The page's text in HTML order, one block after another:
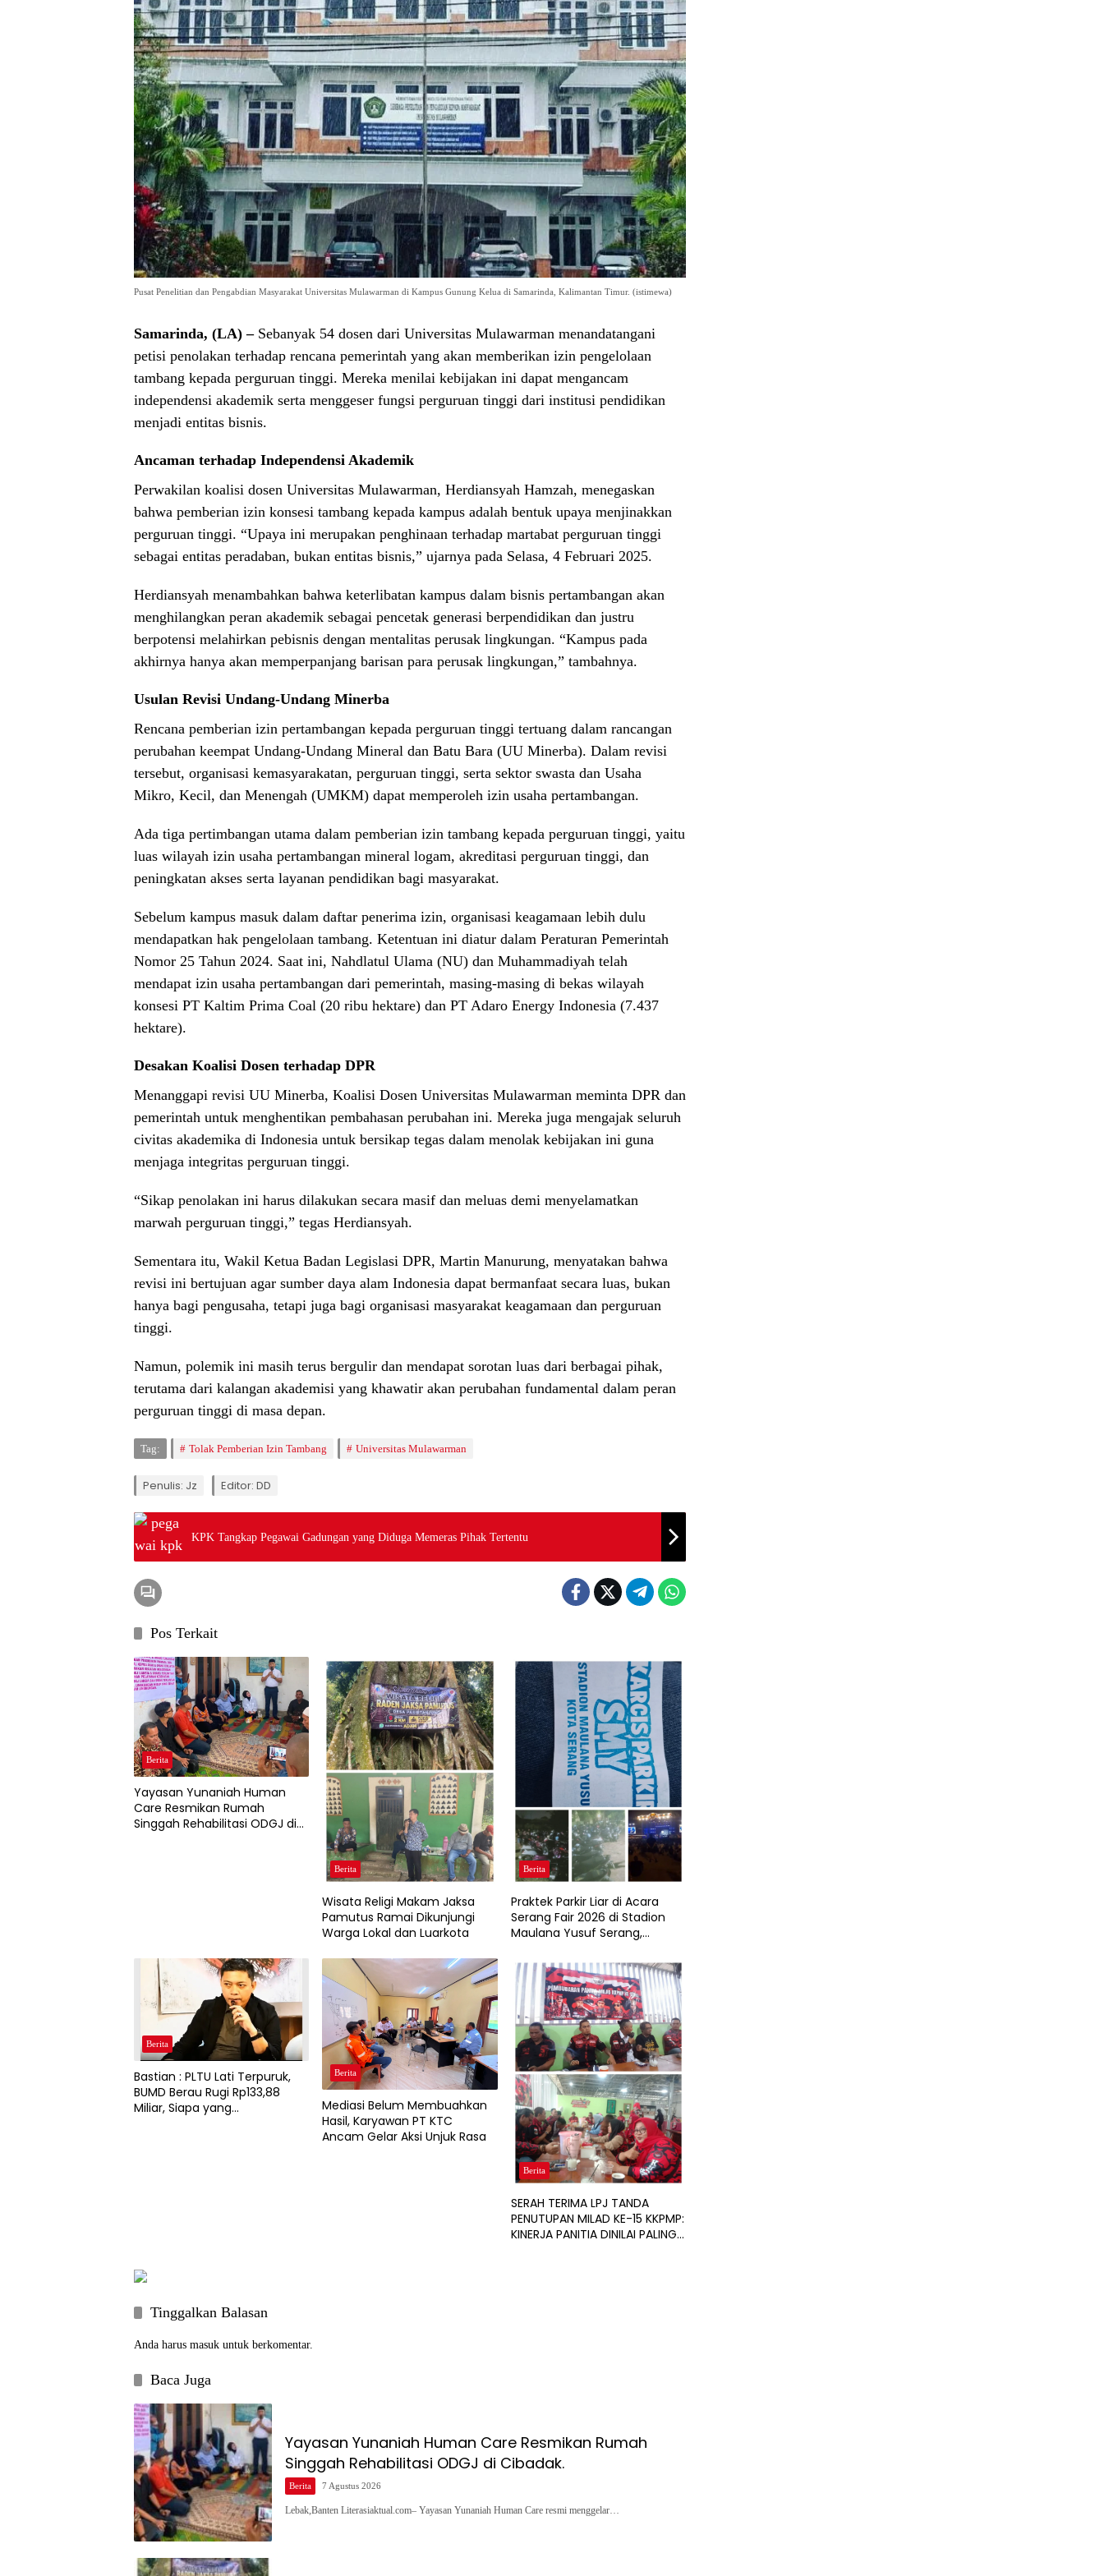
Pusat Penelitian dan Pengabdian Masyarakat Universitas Mulawarman di Kampus Gunung Kelua di Samarinda, Kalimantan Timur. (istimewa)
Samarinda, (LA) –Sebanyak 54 dosen dari Universitas Mulawarman menandatangani
petisi penolakan terhadap rencana pemerintah yang akan memberikan izin pengelolaan
tambang kepada perguruan tinggi. Mereka menilai kebijakan ini dapat mengancam
independensi akademik serta menggeser fungsi perguruan tinggi dari institusi pendidikan
menjadi entitas bisnis.
Ancaman terhadap Independensi Akademik
Perwakilan koalisi dosen Universitas Mulawarman, Herdiansyah Hamzah, menegaskan
bahwa pemberian izin konsesi tambang kepada kampus adalah bentuk upaya menjinakkan
perguruan tinggi. “Upaya ini merupakan penghinaan terhadap martabat perguruan tinggi
sebagai entitas peradaban, bukan entitas bisnis,” ujarnya pada Selasa, 4 Februari 2025.
Herdiansyah menambahkan bahwa keterlibatan kampus dalam bisnis pertambangan akan
menghilangkan peran akademik sebagai pencetak generasi berpendidikan dan justru
berpotensi melahirkan pebisnis dengan mentalitas perusak lingkungan. “Kampus pada
akhirnya hanya akan memperpanjang barisan para perusak lingkungan,” tambahnya.
Usulan Revisi Undang-Undang Minerba
Rencana pemberian izin pertambangan kepada perguruan tinggi tertuang dalam rancangan
perubahan keempat Undang-Undang Mineral dan Batu Bara (UU Minerba). Dalam revisi
tersebut, organisasi kemasyarakatan, perguruan tinggi, serta sektor swasta dan Usaha
Mikro, Kecil, dan Menengah (UMKM) dapat memperoleh izin usaha pertambangan.
Ada tiga pertimbangan utama dalam pemberian izin tambang kepada perguruan tinggi, yaitu
luas wilayah izin usaha pertambangan mineral logam, akreditasi perguruan tinggi, dan
peningkatan akses serta layanan pendidikan bagi masyarakat.
Sebelum kampus masuk dalam daftar penerima izin, organisasi keagamaan lebih dulu
mendapatkan hak pengelolaan tambang. Ketentuan ini diatur dalam Peraturan Pemerintah
Nomor 25 Tahun 2024. Saat ini, Nahdlatul Ulama (NU) dan Muhammadiyah telah
mendapat izin usaha pertambangan dari pemerintah, masing-masing di bekas wilayah
konsesi PT Kaltim Prima Coal (20 ribu hektare) dan PT Adaro Energy Indonesia (7.437
hektare).
Desakan Koalisi Dosen terhadap DPR
Menanggapi revisi UU Minerba, Koalisi Dosen Universitas Mulawarman meminta DPR dan
pemerintah untuk menghentikan pembahasan perubahan ini. Mereka juga mengajak seluruh
civitas akademika di Indonesia untuk bersikap tegas dalam menolak kebijakan ini guna
menjaga integritas perguruan tinggi.
“Sikap penolakan ini harus dilakukan secara masif dan meluas demi menyelamatkan
marwah perguruan tinggi,” tegas Herdiansyah.
Sementara itu, Wakil Ketua Badan Legislasi DPR, Martin Manurung, menyatakan bahwa
revisi ini bertujuan agar sumber daya alam Indonesia dapat bermanfaat secara luas, bukan
hanya bagi pengusaha, tetapi juga bagi organisasi masyarakat keagamaan dan perguruan
tinggi.
Namun, polemik ini masih terus bergulir dan mendapat sorotan luas dari berbagai pihak,
terutama dari kalangan akademisi yang khawatir akan perubahan fundamental dalam peran
perguruan tinggi di masa depan.
Tag: Tolak Pemberian Izin Tambang Universitas Mulawarman
Penulis: Jz Editor: DD
KPK Tangkap Pegawai Gadungan yang Diduga Memeras Pihak Tertentu
Pos Terkait
Berita
Yayasan Yunaniah Human
Care Resmikan Rumah
Singgah Rehabilitasi ODGJ di
Berita
Wisata Religi Makam Jaksa
Pamutus Ramai Dikunjungi
Warga Lokal dan Luarkota
Berita
Praktek Parkir Liar di Acara
Serang Fair 2026 di Stadion
Maulana Yusuf Serang,
Pendapatan Asli Daerah (
PAD)Jadi Korbannya
Berita
Bastian : PLTU Lati Terpuruk,
BUMD Berau Rugi Rp133,88
Miliar, Siapa yang
Berita
Mediasi Belum Membuahkan
Hasil, Karyawan PT KTC
Ancam Gelar Aksi Unjuk Rasa
Berita
SERAH TERIMA LPJ TANDA
PENUTUPAN MILAD KE-15 KKPMP:
KINERJA PANITIA DINILAI PALING
Tinggalkan Balasan
Anda harus masuk untuk berkomentar.
Baca Juga
Yayasan Yunaniah Human Care Resmikan Rumah
Singgah Rehabilitasi ODGJ di Cibadak.
Berita 7 Agustus 2026
Lebak,Banten Literasiaktual.com– Yayasan Yunaniah Human Care resmi menggelar…